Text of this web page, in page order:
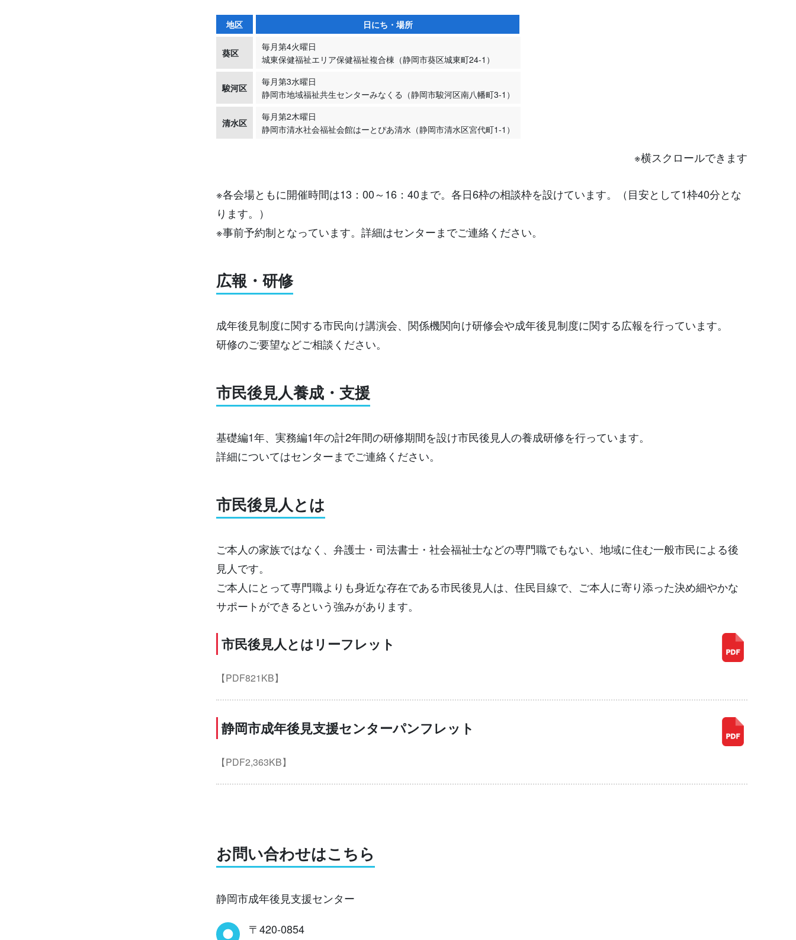
地区 日にち・場所
葵区
毎月第4火曜日
城東保健福祉エリア保健福祉複合棟（静岡市葵区城東町24-1）
駿河区
毎月第3水曜日
静岡市地域福祉共生センターみなくる（静岡市駿河区南八幡町3-1）
清水区
毎月第2木曜日
静岡市清水社会福祉会館はーとぴあ清水（静岡市清水区宮代町1-1）
※横スクロールできます
※各会場ともに開催時間は13：00～16：40まで。各日6枠の相談枠を設けています。（目安として1枠40分とな
ります。）
※事前予約制となっています。詳細はセンターまでご連絡ください。
広報・研修
成年後見制度に関する市民向け講演会、関係機関向け研修会や成年後見制度に関する広報を行っています。
研修のご要望などご相談ください。
市民後見人養成・支援
基礎編1年、実務編1年の計2年間の研修期間を設け市民後見人の養成研修を行っています。
詳細についてはセンターまでご連絡ください。
市民後見人とは
ご本人の家族ではなく、弁護士・司法書士・社会福祉士などの専門職でもない、地域に住む一般市民による後
見人です。
ご本人にとって専門職よりも身近な存在である市民後見人は、住民目線で、ご本人に寄り添った決め細やかな
サポートができるという強みがあります。
市民後見人とはリーフレット
【PDF821KB】
静岡市成年後見支援センターパンフレット
【PDF2,363KB】
お問い合わせはこちら
静岡市成年後見支援センター
〒420-0854